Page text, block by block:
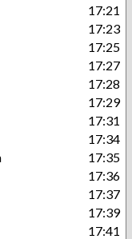
17:21
17:23
17:25
17:27
17:28
17:29
17:31
17:34
17:35
17:36
17:37
17:39
17:41